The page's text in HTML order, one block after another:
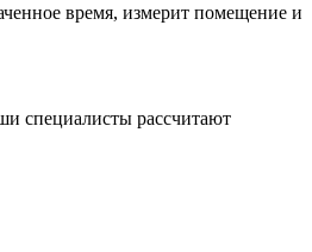
время, измерит помещение и
специалисты рассчитают